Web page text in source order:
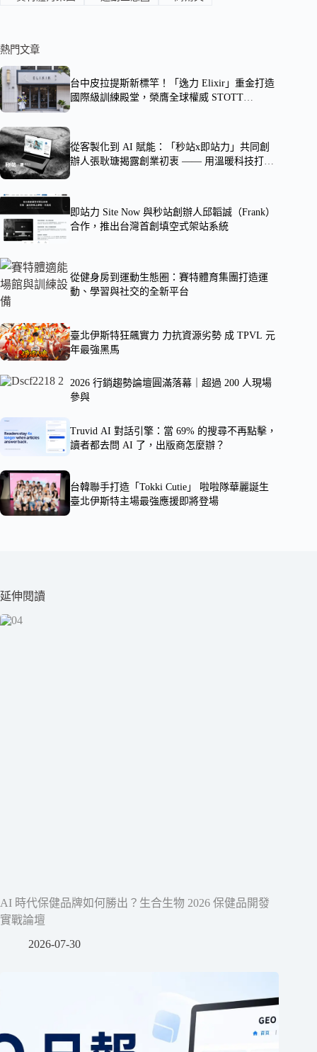
熱門文章
台中皮拉提斯新標竿！「逸力 Elixir」重金打造
國際級訓練殿堂，榮膺全球權威 STOTT
PILATES® 師資培訓客座場地
從客製化到 AI 賦能：「秒站x即站力」共同創
辦人張耿瑭揭露創業初衷 —— 用溫暖科技打破
數位門檻，讓專業被世界看見
即站力 Site Now 與秒站創辦人邱韜誠（Frank）
合作，推出台灣首創填空式架站系統
從健身房到運動生態圈：賽特體育集團打造運
動、學習與社交的全新平台
臺北伊斯特狂飆實力 力抗資源劣勢 成 TPVL 元
年最強黑馬
2026 行銷趨勢論壇圓滿落幕｜超過 200 人現場
參與
Truvid AI 對話引擎：當 69% 的搜尋不再點擊，
讀者都去問 AI 了，出版商怎麼辦？
台韓聯手打造「Tokki Cutie」 啦啦隊華麗誕生
臺北伊斯特主場最強應援即將登場
延伸閱讀
AI 時代保健品牌如何勝出？生合生物 2026 保健品開發
實戰論壇
2026-07-30